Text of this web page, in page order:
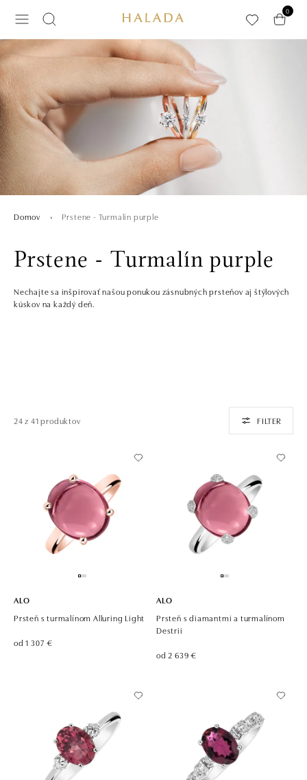
0
Domov Prstene - Turmalín purple
Prstene - Turmalín purple
Nechajte sa inšpirovať našou ponukou zásnubných prsteňov aj štýlových
kúskov na každý deň.
24 z 41 produktov FILTER
ALO
Prsteň s turmalínom Alluring Light
od 1 307 €
ALO
Prsteň s diamantmi a turmalínom
Destrii
od 2 639 €